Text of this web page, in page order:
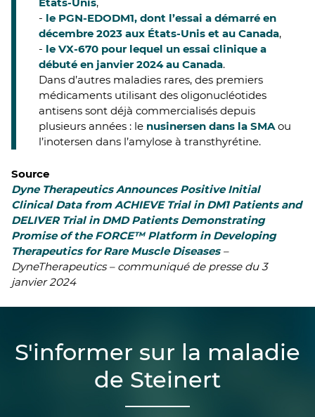
États-Unis,
- le PGN-EDODM1, dont l’essai a démarré en
décembre 2023 aux États-Unis et au Canada,
- le VX-670 pour lequel un essai clinique a
débuté en janvier 2024 au Canada.
Dans d’autres maladies rares, des premiers
médicaments utilisant des oligonucléotides
antisens sont déjà commercialisés depuis
plusieurs années : le nusinersen dans la SMAou
l’inotersen dans l’amylose à transthyrétine.
Source
Dyne Therapeutics Announces Positive Initial
Clinical Data from ACHIEVE Trial in DM1 Patients and
DELIVER Trial in DMD Patients Demonstrating
Promise of the FORCE™ Platform in Developing
Therapeutics for Rare Muscle Diseases–
DyneTherapeutics – communiqué de presse du 3
janvier 2024
S'informer sur la maladie
de Steinert